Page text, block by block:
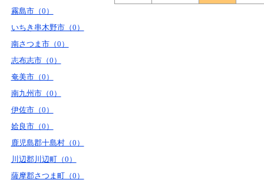
霧島市（0）
いちき串木野市（0）
南さつま市（0）
志布志市（0）
奄美市（0）
南九州市（0）
伊佐市（0）
姶良市（0）
鹿児島郡十島村（0）
川辺郡川辺町（0）
薩摩郡さつま町（0）